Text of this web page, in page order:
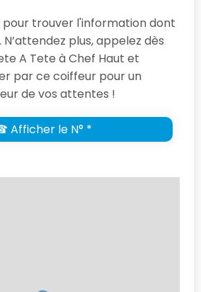
pour trouver l'information dont
plus, appelez dès
A Tete à Chef Haut et
par ce coiffeur pour un
de vos attentes !
Afficher le N° *